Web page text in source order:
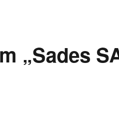
„Sades